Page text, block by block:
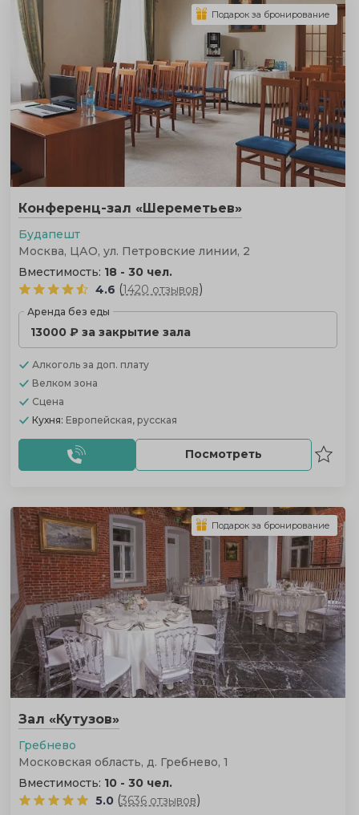
Конференц-зал «Шереметьев»
Будапешт
Москва, ЦАО, ул. Петровские линии, 2
Вместимость: 18 - 30 чел.
4.6 (1420 отзывов)
Аренда без еды
13000 ₽ за закрытие зала
Алкоголь за доп. плату
Велком зона
Сцена
Кухня: Европейская, русская
Посмотреть
Подарок за бронирование
Зал «Кутузов»
Гребнево
Московская область, д. Гребнево, 1
Вместимость: 10 - 30 чел.
5.0 (3636 отзывов)
Подарок за бронирование